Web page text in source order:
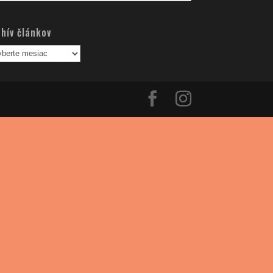
článkov